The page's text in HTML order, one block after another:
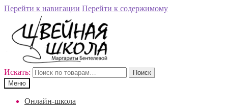
Перейти к навигации Перейти к содержимому
Искать:
Поиск
Меню
Онлайн-школа